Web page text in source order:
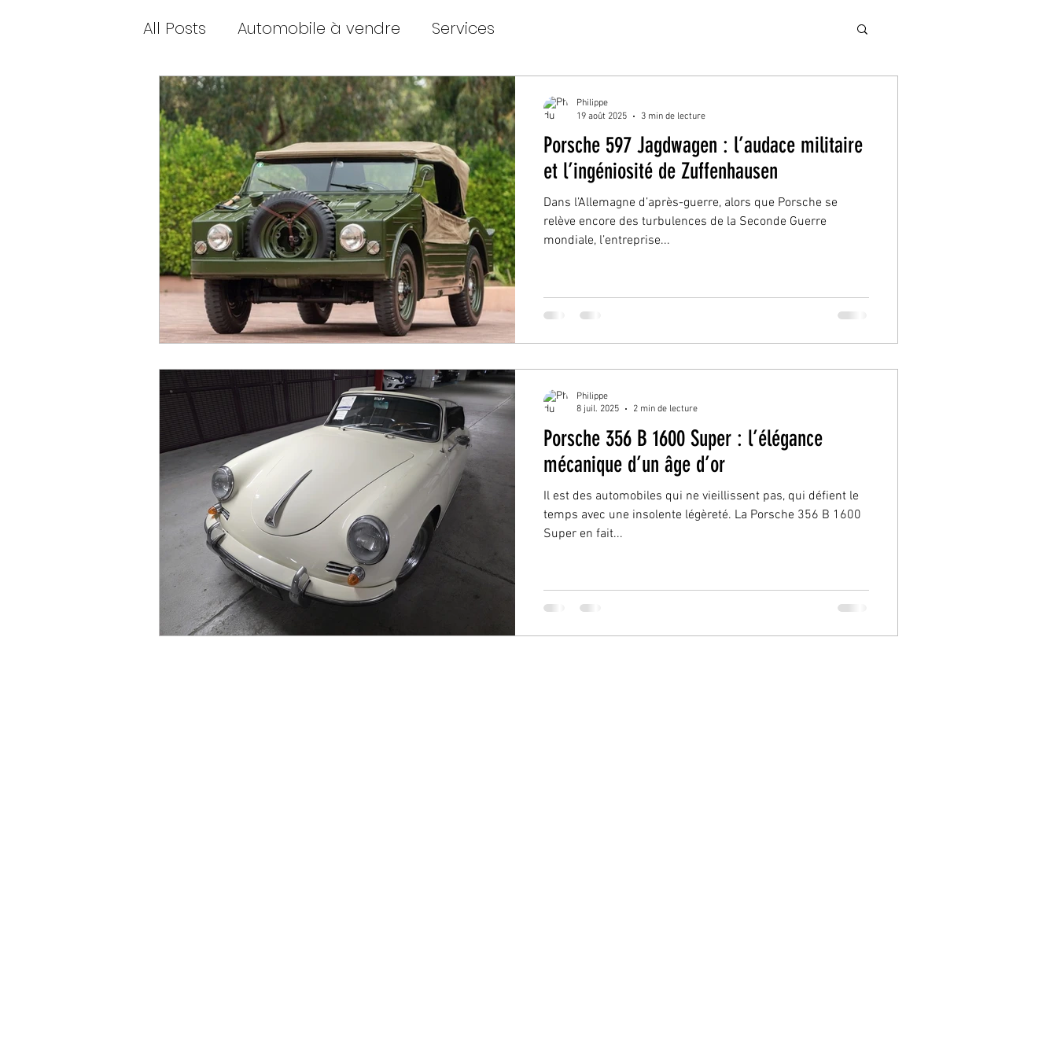
All Posts Automobile à vendre Services
Porsche 597 Jagdwagen : l’audace militaire
et l’ingéniosité de Zuffenhausen
Dans l’Allemagne d’après-guerre, alors que Porsche se
relève encore des turbulences de la Seconde Guerre
mondiale, l’entreprise...
Philippe
19 août 2025
3 min de lecture
Porsche 356 B 1600 Super : l’élégance
mécanique d’un âge d’or
Il est des automobiles qui ne vieillissent pas, qui défient le
temps avec une insolente légèreté. La Porsche 356 B 1600
Super en fait...
Philippe
8 juil. 2025
2 min de lecture